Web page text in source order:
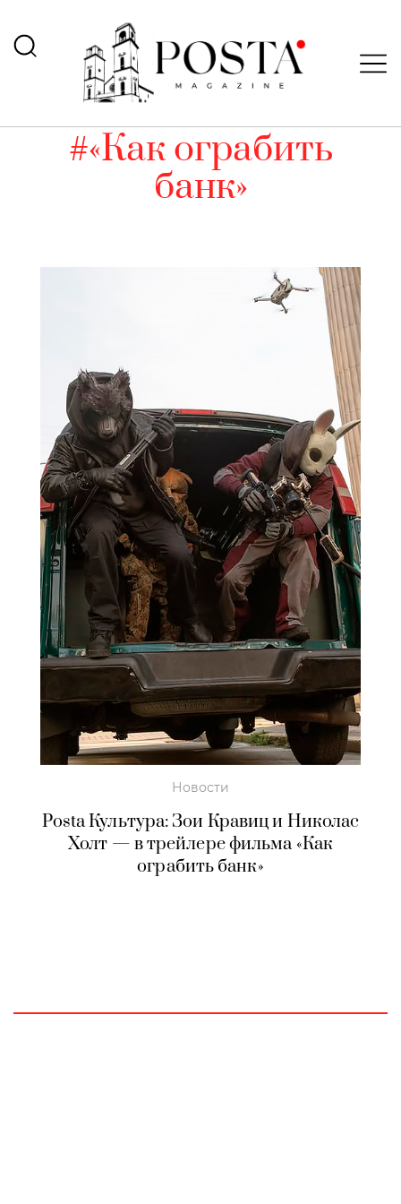
#«Как ограбить
банк»
Новости
Posta Культура: Зои Кравиц и Николас
Холт — в трейлере фильма «Как
ограбить банк»